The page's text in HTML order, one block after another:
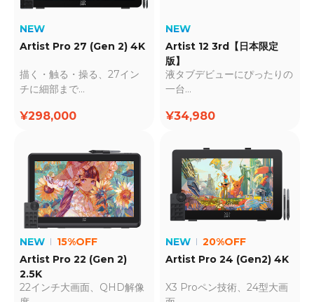
NEW
Artist Pro 27 (Gen 2) 4K
描く・触る・操る、27イン
チに細部まで
Touch搭載
¥298,000
NEW
Artist 12 3rd【日本限定
版】
液タブデビューにぴったりの
一台
載
¥34,980
NEW
15%OFF
Artist Pro 22 (Gen 2)
2.5K
22インチ大画面、QHD解像
NEW
20%OFF
Artist Pro 24 (Gen2) 4K
X3 Proペン技術、24型大画